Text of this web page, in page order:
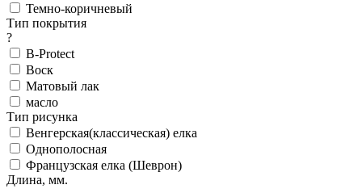
Темно-коричневый
Тип покрытия
?
B-Protect
Воск
Матовый лак
масло
Тип рисунка
Венгерская(классическая) елка
Однополосная
Французская елка (Шеврон)
Длина, мм.